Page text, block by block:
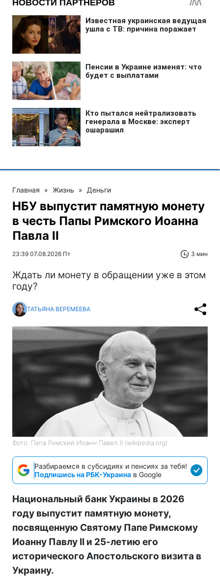
Главная » Жизнь » Деньги
НБУ выпустит памятную монету
в честь Папы Римского Иоанна
Павла II
23:39 07.08.2026 Пт 3 мин
Ждать ли монету в обращении уже в этом
году?
ТАТЬЯНА ВЕРЕМЕЕВА
Фото: Папа Римский Иоанн Павел II (wikipedia.org)
Разбираемся в субсидиях и пенсиях за тебя!
Подпишись на РБК-Украина в Google
Национальный банк Украины в 2026
году выпустит памятную монету,
посвященную Святому Папе Римскому
Иоанну Павлу II и 25-летию его
исторического Апостольского визита в
Украину.